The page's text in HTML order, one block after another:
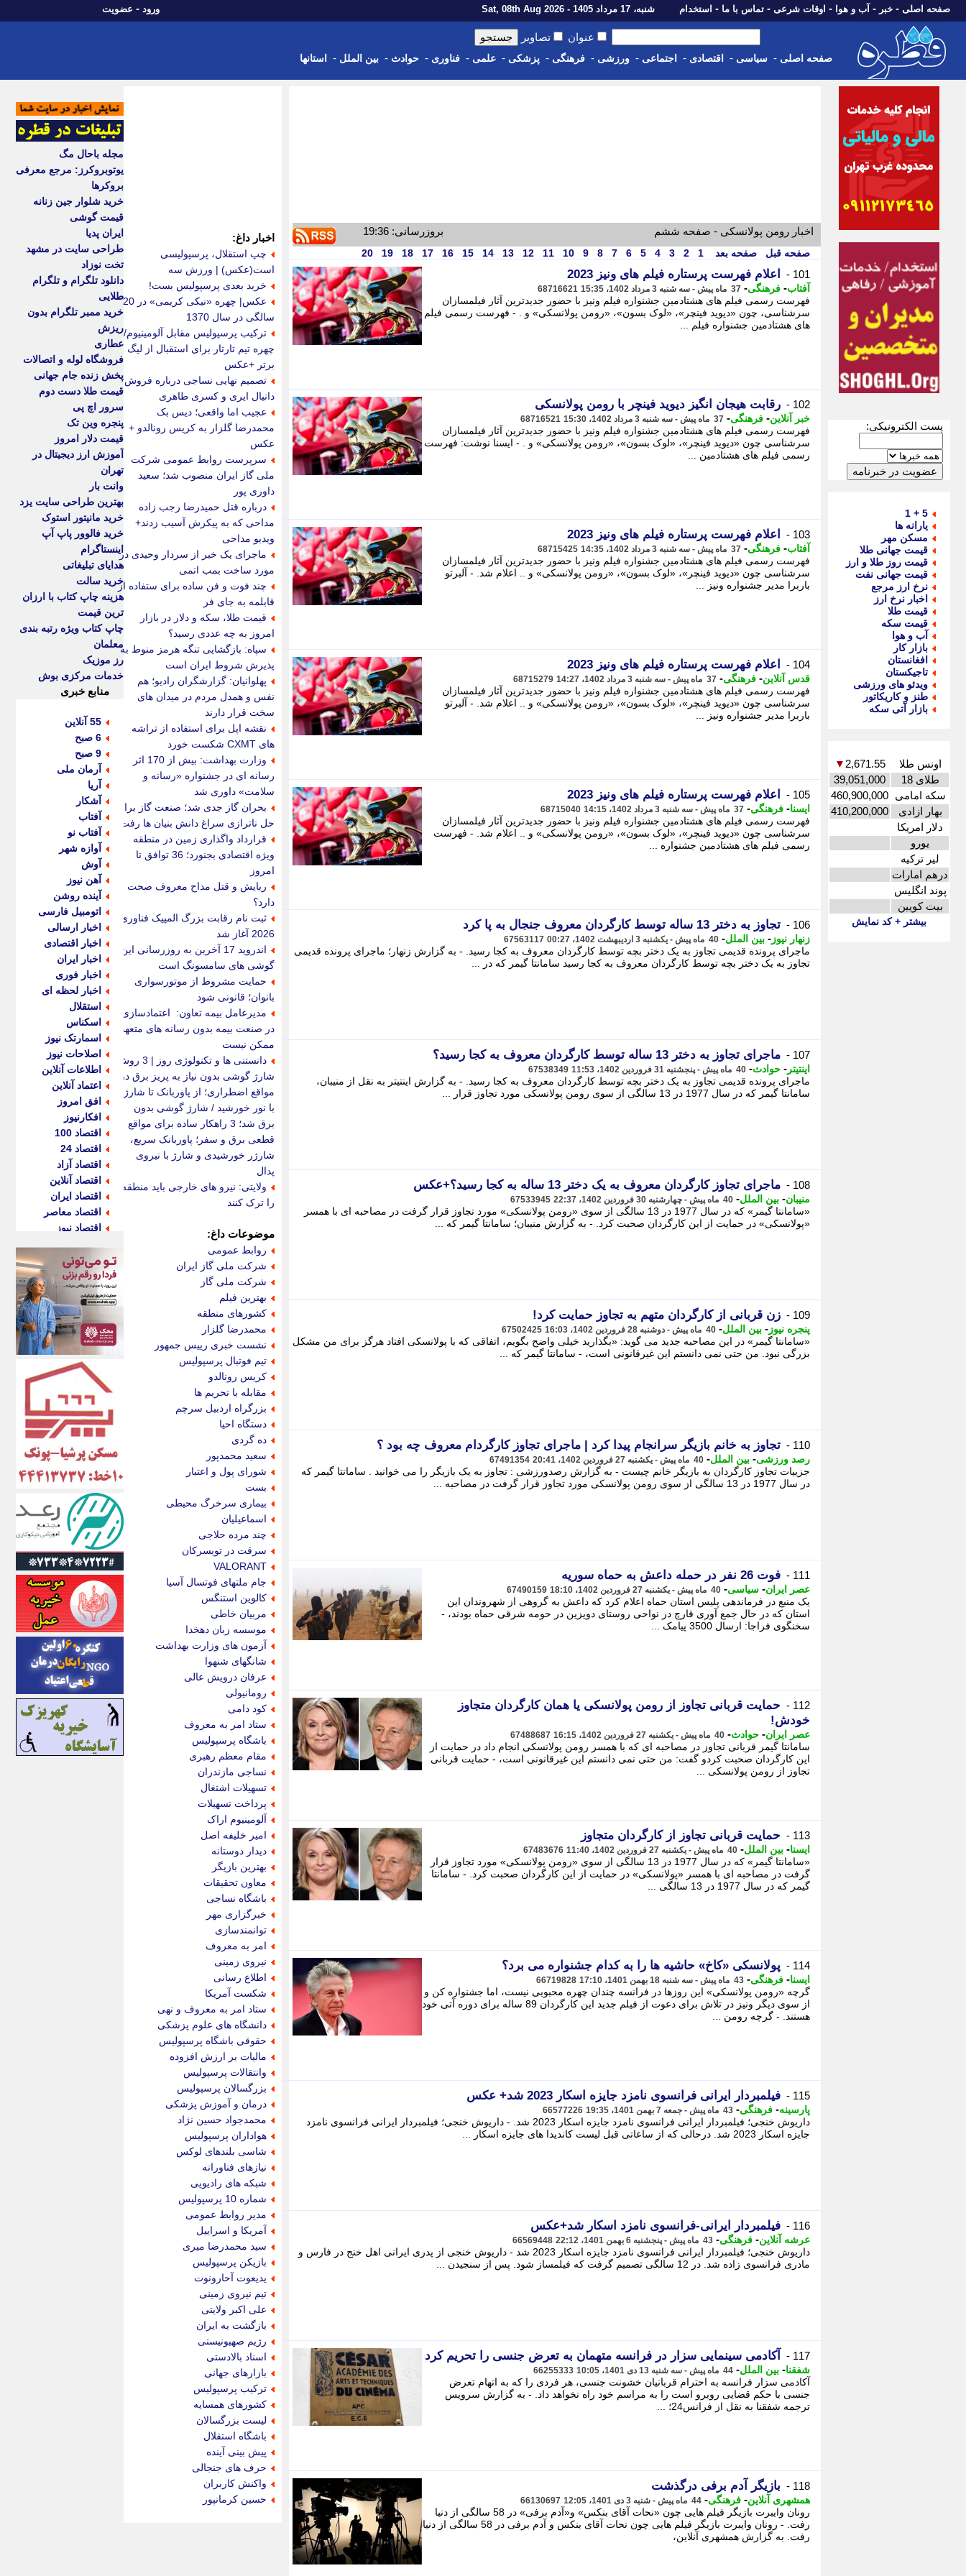
صفحه اصلی - خبر - آب و هوا - اوقات شرعی - تماس با ما - استخدام شنبه، 17 مرداد 1405 - Sat, 08th Aug 2026 ورود - عضویت
عنوان تصاویر
صفحه اصلی - سیاسی - اقتصادی - اجتماعی - ورزشی - فرهنگی - پزشکی - علمی - فناوری - حوادث - بین الملل - استانها
پست الکترونیکی:
5 + 1
یارانه ها
مسکن مهر
قیمت جهانی طلا
قیمت روز طلا و ارز
قیمت جهانی نفت
نرخ ارز مرجع
اخبار نرخ ارز
قیمت طلا
قیمت سکه
آب و هوا
بازار کار
افغانستان
تاجیکستان
ویدئو های ورزشی
طنز و کاریکاتور
بازار آتی سکه
اونس طلا 2,671.55
▼
طلای 18
39,051,000
سکه امامی 460,900,000
بهار ازادی
410,200,000
دلار امریکا
یورو
لیر ترکیه
درهم امارات
پوند انگلیس
بیت کویین
بیشتر + کد نمایش
اخبار رومن پولانسکی - صفحه ششم بروزرسانی: 19:36
صفحه قبل صفحه بعد 1
2
3
4
5
6
7
8
9
10
11
12
13
14
15
16
17
18
19
20
101 - اعلام فهرست پرستاره فیلم های ونیز 2023
آفتاب- فرهنگی- 37 ماه پیش - سه شنبه 3 مرداد 1402، 15:35 68716621
فهرست رسمی فیلم های هشتادمین جشنواره فیلم ونیز با حضور جدیدترین آثار فیلمسازان
سرشناسی، چون «دیوید فینچر»، «لوک بسون»، «رومن پولانسکی» و . - فهرست رسمی فیلم
های هشتادمین جشنواره فیلم ...
102 - رقابت هیجان انگیز دیوید فینچر با رومن پولانسکی
خبر آنلاین- فرهنگی- 37 ماه پیش - سه شنبه 3 مرداد 1402، 15:30 68716521
فهرست رسمی فیلم های هشتادمین جشنواره فیلم ونیز با حضور جدیدترین آثار فیلمسازان
سرشناسی چون «دیوید فینچر»، «لوک بسون»، «رومن پولانسکی» و . - ایسنا نوشت: فهرست
رسمی فیلم های هشتادمین ...
103 - اعلام فهرست پرستاره فیلم های ونیز 2023
آفتاب- فرهنگی- 37 ماه پیش - سه شنبه 3 مرداد 1402، 14:35 68715425
فهرست رسمی فیلم های هشتادمین جشنواره فیلم ونیز با حضور جدیدترین آثار فیلمسازان
سرشناسی چون «دیوید فینچر»، «لوک بسون»، «رومن پولانسکی» و .. اعلام شد. - آلبرتو
باربرا مدیر جشنواره ونیز ...
104 - اعلام فهرست پرستاره فیلم های ونیز 2023
قدس آنلاین- فرهنگی- 37 ماه پیش - سه شنبه 3 مرداد 1402، 14:27 68715279
فهرست رسمی فیلم های هشتادمین جشنواره فیلم ونیز با حضور جدیدترین آثار فیلمسازان
سرشناسی چون «دیوید فینچر»، «لوک بسون»، «رومن پولانسکی» و .. اعلام شد. - آلبرتو
باربرا مدیر جشنواره ونیز ...
105 - اعلام فهرست پرستاره فیلم های ونیز 2023
ایسنا- فرهنگی- 37 ماه پیش - سه شنبه 3 مرداد 1402، 14:15 68715040
فهرست رسمی فیلم های هشتادمین جشنواره فیلم ونیز با حضور جدیدترین آثار فیلمسازان
سرشناسی چون «دیوید فینچر»، «لوک بسون»، «رومن پولانسکی» و .. اعلام شد. - فهرست
رسمی فیلم های هشتادمین جشنواره ...
106 - تجاوز به دختر 13 ساله توسط کارگردان معروف جنجال به پا کرد
زنهار نیوز - بین الملل- 40 ماه پیش - یکشنبه 3 اردیبهشت 1402، 00:27 67563117
ماجرای پرونده قدیمی تجاوز به یک دختر بچه توسط کارگردان معروف به کجا رسید. - به گزارش زنهار؛ ماجرای پرونده قدیمی
تجاوز به یک دختر بچه توسط کارگردان معروف به کجا رسید سامانتا گیمر که در ...
107 - ماجرای تجاوز به دختر 13 ساله توسط کارگردان معروف به کجا رسید؟
اینتیتر - حوادث- 40 ماه پیش - پنجشنبه 31 فروردین 1402، 11:53 67538349
ماجرای پرونده قدیمی تجاوز به یک دختر بچه توسط کارگردان معروف به کجا رسید. - به گزارش اینتیتر به نقل از منیبان،
سامانتا گیمر که در سال 1977 در 13 سالگی از سوی رومن پولانسکی مورد تجاوز قرار ...
108 - ماجرای تجاوز کارگردان معروف به یک دختر 13 ساله به کجا رسید؟+عکس
منیبان- بین الملل- 40 ماه پیش - چهارشنبه 30 فروردین 1402، 22:37 67533945
«سامانتا گیمر» که در سال 1977 در 13 سالگی از سوی «رومن پولانسکی» مورد تجاوز قرار گرفت در مصاحبه ای با همسر
«پولانسکی» در حمایت از این کارگردان صحبت کرد. - به گزارش منیبان؛ سامانتا گیمر که ...
109 - زن قربانی از کارگردان متهم به تجاوز حمایت کرد!
پنجره نیوز - بین الملل- 40 ماه پیش - دوشنبه 28 فروردین 1402، 16:03 67502425
«سامانتا گیمر» در این مصاحبه جدید می گوید: «بگذارید خیلی واضح بگویم، اتفاقی که با پولانسکی افتاد هرگز برای من مشکل
بزرگی نبود. من حتی نمی دانستم این غیرقانونی است، - سامانتا گیمر که ...
110 - تجاوز به خانم بازیگر سرانجام پیدا کرد | ماجرای تجاوز کارگردام معروف چه بود ؟
رصد ورزشی- بین الملل- 40 ماه پیش - یکشنبه 27 فروردین 1402، 20:41 67491354
جزییات تجاوز کارگردان به بازیگر خانم چیست - به گزارش رصدورزشی : تجاوز به یک بازیگر را می خوانید . سامانتا گیمر که
در سال 1977 در 13 سالگی از سوی رومن پولانسکی مورد تجاوز قرار گرفت در مصاحبه ...
111 - فوت 26 نفر در حمله داعش به حماه سوریه
عصر ایران- سیاسی- 40 ماه پیش - یکشنبه 27 فروردین 1402، 18:10 67490159
یک منبع در فرماندهی پلیس استان حماه اعلام کرد که داعش به گروهی از شهروندان این
استان که در حال جمع آوری قارچ در نواحی روستای دویزین در حومه شرقی حماه بودند، -
سخنگوی فراجا: ارسال 3500 پیامک ...
112 -
حمایت قربانی تجاوز از رومن پولانسکی یا همان کارگردان متجاوز
خودش!
عصر ایران- حوادث- 40 ماه پیش - یکشنبه 27 فروردین 1402، 16:15 67488687
سامانتا گیمر قربانی تجاوز در مصاحبه ای که با همسر رومن پولانسکی انجام داد در حمایت از
این کارگردان صحبت کردو گفت: من حتی نمی دانستم این غیرقانونی است، - حمایت قربانی
تجاوز از رومن پولانسکی ...
113 - حمایت قربانی تجاوز از کارگردان متجاوز
ایسنا- بین الملل- 40 ماه پیش - یکشنبه 27 فروردین 1402، 11:40 67483676
«سامانتا گیمر» که در سال 1977 در 13 سالگی از سوی «رومن پولانسکی» مورد تجاوز قرار
گرفت در مصاحبه ای با همسر «پولانسکی» در حمایت از این کارگردان صحبت کرد. - سامانتا
گیمر که در سال 1977 در 13 سالگی ...
114 - پولانسکی «کاخ» حاشیه ها را به کدام جشنواره می برد؟
ایسنا- فرهنگی- 43 ماه پیش - سه شنبه 18 بهمن 1401، 17:10 66719828
گرچه «رومن پولانسکی» این روزها در فرانسه چندان چهره محبوبی نیست، اما جشنواره کن و
از سوی دیگر ونیز در تلاش برای دعوت از فیلم جدید این کارگردان 89 ساله برای دوره آتی خود
هستند. - گرچه رومن ...
115 - فیلمبردار ایرانی فرانسوی نامزد جایزه اسکار 2023 شد+ عکس
پارسینه- فرهنگی- 43 ماه پیش - جمعه 7 بهمن 1401، 19:35 66577226
داریوش خنجی؛ فیلمبردار ایرانی فرانسوی نامزد جایزه اسکار 2023 شد. - داریوش خنجی؛ فیلمبردار ایرانی فرانسوی نامزد
جایزه اسکار 2023 شد. درحالی که از ساعاتی قبل لیست کاندیدا های جایزه اسکار ...
116 - فیلمبردار ایرانی-فرانسوی نامزد اسکار شد+عکس
عرشه آنلاین- فرهنگی- 43 ماه پیش - پنجشنبه 6 بهمن 1401، 22:12 66569448
داریوش خنجی؛ فیلمبردار ایرانی فرانسوی نامزد جایزه اسکار 2023 شد - داریوش خنجی از پدری ایرانی اهل خنج در فارس و
مادری فرانسوی زاده شد. در 12 سالگی تصمیم گرفت که فیلمساز شود. پس از سنجیدن ...
117 - آکادمی سینمایی سزار در فرانسه متهمان به تعرض جنسی را تحریم کرد
شفقنا- بین الملل- 44 ماه پیش - سه شنبه 13 دی 1401، 10:05 66255333
آکادمی سزار فرانسه به احترام قربانیان خشونت جنسی، هر فردی را که به اتهام تعرض
جنسی با حکم قضایی روبرو است را به مراسم خود راه نخواهد داد. - به گزارش سرویس
ترجمه شفقنا به نقل از فرانس24؛ ...
118 - بازیگر آدم برفی درگذشت
همشهری آنلاین- فرهنگی- 44 ماه پیش - شنبه 3 دی 1401، 12:05 66130697
رونان وایبرت بازیگر فیلم هایی چون «نحات آقای بنکس» و«آدم برفی» در 58 سالگی از دنیا
رفت. - رونان وایبرت بازیگر فیلم هایی چون نحات آقای بنکس و آدم برفی در 58 سالگی از دنیا
رفت. به گزارش همشهری آنلاین،
اخبار داغ:
چپ استقلال، پرسپولیسی
است(عکس) | ورزش سه
خرید بعدی پرسپولیس بست!
عکس| چهره «نیکی کریمی» در 20
سالگی در سال 1370
ترکیب پرسپولیس مقابل آلومینیوم/
چهره تیم تارتار برای استقبال از لیگ
برتر +عکس
تصمیم نهایی نساجی درباره فروش
دانیال ایری و کسری طاهری
عجیب اما واقعی؛ دیس بک
محمدرضا گلزار به کریس رونالدو +
عکس
سرپرست روابط عمومی شرکت
ملی گاز ایران منصوب شد؛ سعید
داوری پور
درباره قتل حمیدرضا رجب زاده
مداحی که به پیکرش آسیب زدند+
ویدیو مداحی
ماجرای یک خبر از سردار وحیدی در
مورد ساخت بمب اتمی
چند فوت و فن ساده برای ستفاده از
قابلمه به جای فر
قیمت طلا، سکه و دلار در بازار
امروز به چه عددی رسید؟
سپاه: بازگشایی تنگه هرمز منوط به
پذیرش شروط ایران است
پهلوانیان: گزارشگران رادیو؛ هم
نفس و همدل مردم در میدان های
سخت قرار دارند
نقشه اپل برای استفاده از تراشه
های CXMT شکست خورد
وزارت بهداشت: بیش از 170 اثر
رسانه ای در جشنواره «رسانه و
سلامت» داوری شد
بحران گاز جدی شد؛ صنعت گاز برای
حل ناترازی سراغ دانش بنیان ها رفت
قرارداد واگذاری زمین در منطقه
ویژه اقتصادی بجنورد؛ 36 توافق تا
امروز
ربایش و قتل مداح معروف صحت
دارد؟
ثبت نام رقابت بزرگ المپیک فناوری
2026 آغاز شد
اندروید 17 آخرین به روزرسانی این
گوشی های سامسونگ است
حمایت مشروط از موتورسواری
بانوان؛ قانونی شود
مدیرعامل بیمه تعاون: اعتمادسازی
در صنعت بیمه بدون رسانه های متعهد
ممکن نیست
دانستنی ها و تکنولوژی روز | 3 روش
شارژ گوشی بدون نیاز به پریز برق در
مواقع اضطراری؛ از پاوربانک تا شارژ
با نور خورشید / شارژ گوشی بدون
برق شد؛ 3 راهکار ساده برای مواقع
قطعی برق و سفر؛ پاوربانک سریع،
شارژر خورشیدی و شارژ با نیروی
پدال
ولایتی: نیرو های خارجی باید منطقه
را ترک کنند
موضوعات داغ:
روابط عمومی
شرکت ملی گاز ایران
شرکت ملی گاز
بهترین فیلم
کشورهای منطقه
محمدرضا گلزار
نشست خبری رییس جمهور
تیم فوتبال پرسپولیس
کریس رونالدو
مقابله با تحریم ها
بزرگراه اردبیل سرچم
دستگاه احیا
ده گردی
سعید محمدپور
شورای پول و اعتبار
بست
بیماری سرخرگ محیطی
اسماعیلیان
چند مرده حلاجی
سرقت در تویسرکان
VALORANT
جام ملتهای فوتسال آسیا
کالوین استنگس
مربیان خاطی
موسسه زبان دهخدا
آزمون های وزارت بهداشت
شانگهای شنهوا
عرفان درویش عالی
رومانیولی
کود دامی
ستاد امر به معروف
باشگاه پرسپولیس
مقام معظم رهبری
نساجی مازندران
تسهیلات اشتغال
پرداخت تسهیلات
آلومینیوم اراک
امیر خلیفه اصل
دیدار دوستانه
بهترین بازیگر
معاون تحقیقات
باشگاه نساجی
خبرگزاری مهر
توانمندسازی
امر به معروف
نیروی زمینی
اطلاع رسانی
شکست آمریکا
ستاد امر به معروف و نهی
دانشگاه های علوم پزشکی
حقوقی باشگاه پرسپولیس
مالیات بر ارزش افزوده
وانتقالات پرسپولیس
بزرگسالان پرسپولیس
درمان و آموزش پزشکی
محمدجواد حسین نژاد
هواداران پرسپولیس
شاسی بلندهای لوکس
نیازهای فناورانه
شبکه های رادیویی
شماره 10 پرسپولیس
مدیر روابط عمومی
آمریکا و اسراییل
سید محمدرضا میری
بازیکن پرسپولیس
یدیعوت آحارونوت
تیم نیروی زمینی
علی اکبر ولایتی
بازگشت به ایران
رژیم صهیونیستی
اسناد بالادستی
بازارهای جهانی
ترکیب پرسپولیس
کشورهای همسایه
لیست بزرگسالان
باشگاه استقلال
پیش بینی آینده
حرف های جنجالی
واکنش کاربران
حسین کرمانپور
مجله باحال مگ
یوتوبروکرز: مرجع معرفی
بروکرها
خرید شلوار جین زنانه
قیمت گوشی
ایران پدیا
طراحی سایت در مشهد
تخت نوزاد
دانلود تلگرام و تلگرام
طلایی
خرید ممبر تلگرام بدون
ریزش
عطاری
فروشگاه لوله و اتصالات
پخش زنده جام جهانی
قیمت طلا دست دوم
سرور اچ پی
پنجره وین تک
قیمت دلار امروز
آموزش ارز دیجیتال در
تهران
وانت بار
بهترین طراحی سایت یزد
خرید مانیتور استوک
خرید فالوور پاپ آپ
اینستاگرام
هدایای تبلیغاتی
خرید سالت
هزینه چاپ کتاب با ارزان
ترین قیمت
چاپ کتاب ویژه رتبه بندی
معلمان
رز موزیک
خدمات مرکزی بوش
منابع خبری
55 آنلاین
6 صبح
9 صبح
آرمان ملی
آریا
آشکار
آفتاب
آفتاب نو
آوازه شهر
آوش
آهن نیوز
آینده روشن
اتومبیل فارسی
اخبار ارسالی
اخبار اقتصادی
اخبار ایران
اخبار فوری
اخبار لحظه ای
استقلال
اسکناس
اسمارتک نیوز
اصلاحات نیوز
اطلاعات آنلاین
اعتماد آنلاین
افق امروز
افکارنیوز
اقتصاد 100
اقتصاد 24
اقتصاد آزاد
اقتصاد آنلاین
اقتصاد ایران
اقتصاد معاصر
اقتصاد نیوز
اکوفارس
اکونگار
اکونیوز
الف
انتشار آنلاین
اندیشه قرن
اندیشه معاصر
اندیشه ها
انرژی پرس
ای استخدام
ایتنا
ایراف
ایران آرت
ایران آنلاین
ایران زندگی
ایران فوری
ایرانی روز
ایرانیتال
ایرنا
ایسکانیوز
ایسنا
ایکنا
ایلنا
اینتیتر
ایونا نیوز
بازتاب آنلاین
باشگاه خبرنگاران
باغستان نیوز
بامبوک
ببین و بخون
بدینسان
بنکر